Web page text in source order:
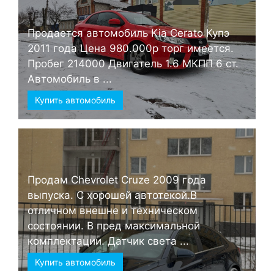
Продается автомобиль Kia Cerato Купэ
2011 года Цена 980.000р торг имеется.
Пробег 214000 Двигатель 1.6 МКПП 6 ст.
Автомобиль в ...
Купить автомобиль
Продам Chevrolet Cruze 2009 года
выпуска. С хорошей автотекой.В
отличном внешне и техническом
состоянии. В пред максимальной
комплектации. Датчик света ...
Купить автомобиль